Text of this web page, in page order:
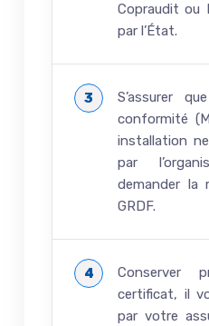
Copraudit ou
par l’État.
S’assurer
conformité
installation
par
demander la
GRDF.
Conserver
certificat, il
par votre